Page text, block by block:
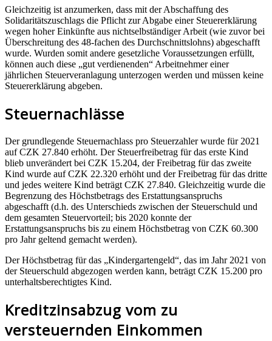
Gleichzeitig ist anzumerken, dass mit der Abschaffung des
Solidaritätszuschlags die Pflicht zur Abgabe einer Steuererklärung
wegen hoher Einkünfte aus nichtselbständiger Arbeit (wie zuvor bei
Überschreitung des 48-fachen des Durchschnittslohns) abgeschafft
wurde. Wurden somit andere gesetzliche Voraussetzungen erfüllt,
können auch diese „gut verdienenden“ Arbeitnehmer einer
jährlichen Steuerveranlagung unterzogen werden und müssen keine
Steuererklärung abgeben.
Steuernachlässe
Der grundlegende Steuernachlass pro Steuerzahler wurde für 2021
auf CZK 27.840 erhöht. Der Steuerfreibetrag für das erste Kind
blieb unverändert bei CZK 15.204, der Freibetrag für das zweite
Kind wurde auf CZK 22.320 erhöht und der Freibetrag für das dritte
und jedes weitere Kind beträgt CZK 27.840. Gleichzeitig wurde die
Begrenzung des Höchstbetrags des Erstattungsanspruchs
abgeschafft (d.h. des Unterschieds zwischen der Steuerschuld und
dem gesamten Steuervorteil; bis 2020 konnte der
Erstattungsanspruchs bis zu einem Höchstbetrag von CZK 60.300
pro Jahr geltend gemacht werden).
Der Höchstbetrag für das „Kindergartengeld“, das im Jahr 2021 von
der Steuerschuld abgezogen werden kann, beträgt CZK 15.200 pro
unterhaltsberechtigtes Kind.
Kreditzinsabzug vom zu
versteuernden Einkommen